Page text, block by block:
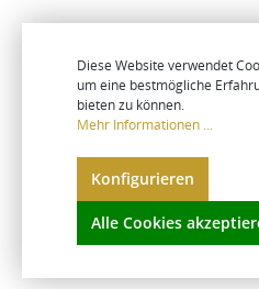
Diese Website verwendet
um eine bestmögliche
bieten zu können.
Mehr Informationen ...
Konfigurieren
Alle Cookies